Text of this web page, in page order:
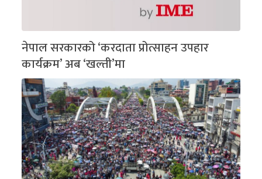
नेपाल सरकारको ‘करदाता प्रोत्साहन उपहार
कार्यक्रम’ अब ‘खल्ती’मा